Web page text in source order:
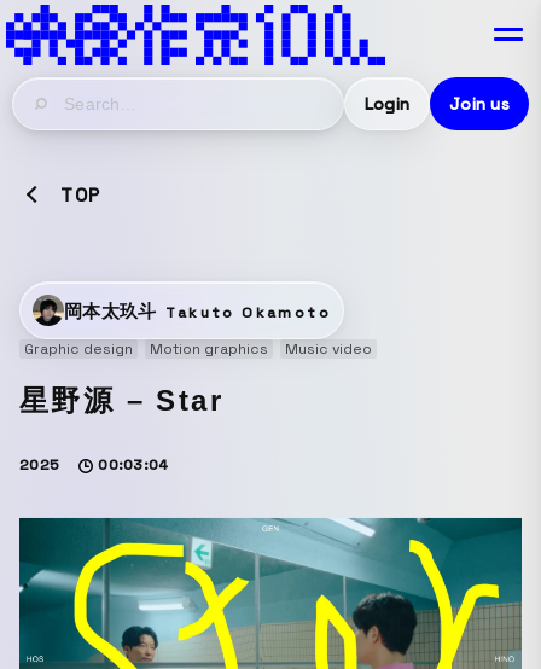
Login Join us
TOP
岡本太玖斗 Takuto Okamoto
Graphic design
Motion graphics Music video
星野源 – Star
2025 00:03:04